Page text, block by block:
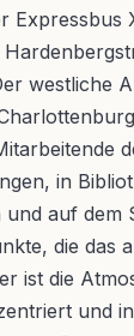
Expressbus
westliche
in
auf dem
die das
ist die
und